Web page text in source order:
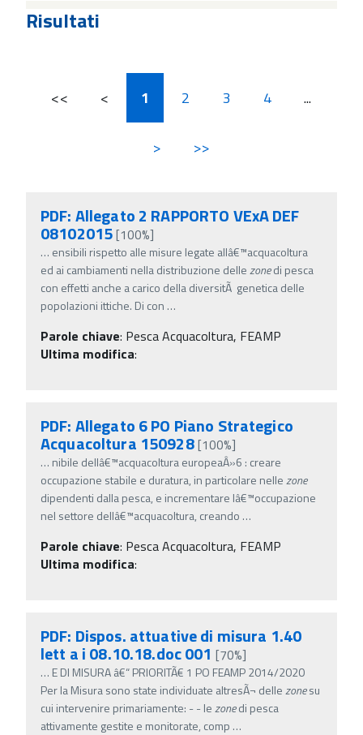
Risultati
<< < 1 2 3 4 ...
> >>
PDF: Allegato 2 RAPPORTO VExA DEF
08102015[100%]
… ensibili rispetto alle misure legate allâ€™acquacoltura
ed ai cambiamenti nella distribuzione dellezonedi pesca
con effetti anche a carico della diversitÃ genetica delle
popolazioni ittiche. Di con …
Parole chiave: Pesca Acquacoltura, FEAMP
Ultima modifica:
PDF: Allegato 6 PO Piano Strategico
Acquacoltura 150928[100%]
… nibile dellâ€™acquacoltura europeaÂ»6 : creare
occupazione stabile e duratura, in particolare nellezone
dipendenti dalla pesca, e incrementare lâ€™occupazione
nel settore dellâ€™acquacoltura, creando …
Parole chiave: Pesca Acquacoltura, FEAMP
Ultima modifica:
PDF: Dispos. attuative di misura 1.40
lett a i 08.10.18.doc 001 [70%]
… E DI MISURA â€“ PRIORITÃ€ 1 PO FEAMP 2014/2020
Per la Misura sono state individuate altresÃ¬ dellezonesu
cui intervenire primariamente: - - lezonedi pesca
attivamente gestite e monitorate, comp …